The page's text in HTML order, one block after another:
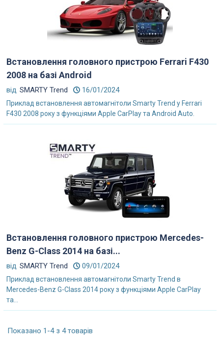
Встановлення головного пристрою Ferrari F430
2008 на базі Android
від SMARTY Trend 16/01/2024
Приклад встановлення автомагнітоли Smarty Trend у Ferrari
F430 2008 року з функціями Apple CarPlay та Android Auto.
Встановлення головного пристрою Mercedes-
Benz G-Class 2014 на базі...
від SMARTY Trend 09/01/2024
Приклад встановлення автомагнітоли Smarty Trend в
Mercedes-Benz G-Class 2014 року з функціями Apple CarPlay
та...
Показано 1-4 з 4 товарів